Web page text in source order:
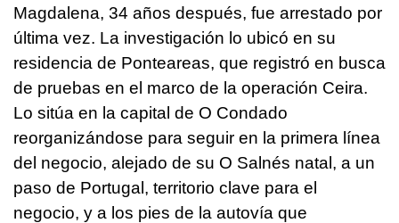
Magdalena, 34 años después, fue arrestado por
última vez. La investigación lo ubicó en su
residencia de Ponteareas, que registró en busca
de pruebas en el marco de la operación Ceira.
Lo sitúa en la capital de O Condado
reorganizándose para seguir en la primera línea
del negocio, alejado de su O Salnés natal, a un
paso de Portugal, territorio clave para el
negocio, y a los pies de la autovía que